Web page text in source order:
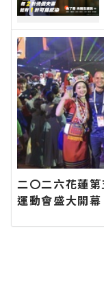
二〇二六花蓮
運動會盛大開